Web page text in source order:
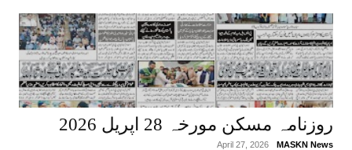
روزنامہ مسکن مورخہ 28 اپریل 2026
MASKN News
April 27, 2026